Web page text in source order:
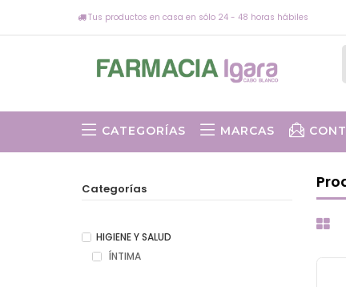
Tus productos en casa en sólo 24 - 48 horas hábiles
CATEGORÍAS MARCAS
Categorías
HIGIENE Y SALUD
ÍNTIMA